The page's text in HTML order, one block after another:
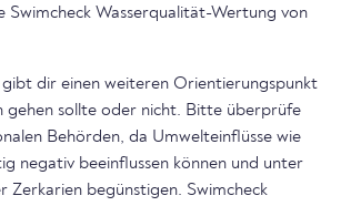
Swimcheck Wasserqualität-Wertung von
gibt dir einen weiteren Orientierungspunkt
sollte oder nicht. Bitte überprüfe
Behörden, da Umwelteinflüsse wie
negativ beeinflussen können und unter
Zerkarien begünstigen. Swimcheck